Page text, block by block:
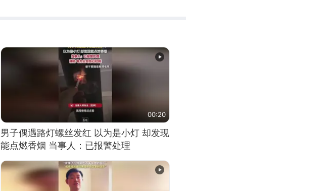
00:20
男子偶遇路灯螺丝发红 以为是小灯 却发现
能点燃香烟 当事人：已报警处理